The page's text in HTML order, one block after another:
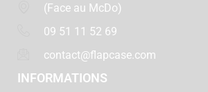
(Face au McDo)
09 51 11 52 69
contact@flapcase.com
INFORMATIONS